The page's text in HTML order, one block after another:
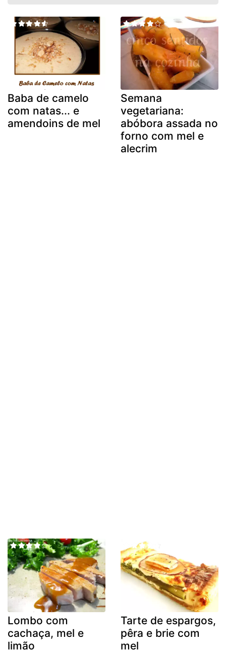
Baba de camelo
com natas... e
amendoins de mel
Semana
vegetariana:
abóbora assada no
forno com mel e
alecrim
Lombo com
cachaça, mel e
limão
Tarte de espargos,
pêra e brie com
mel